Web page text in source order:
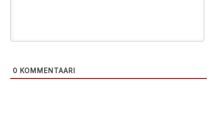
0 KOMMENTAARI